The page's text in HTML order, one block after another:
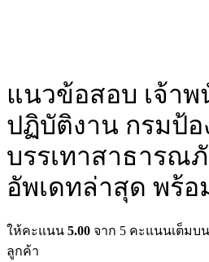
แนวข้อสอบ เจ้าพ
ปฏิบัติงาน กรมป้
บรรเทาสาธารณ
อัพเดทล่าสุด พร้อ
ให้คะแนน 5.00 จาก 5 คะแนนเต็มบน
ลูกค้า